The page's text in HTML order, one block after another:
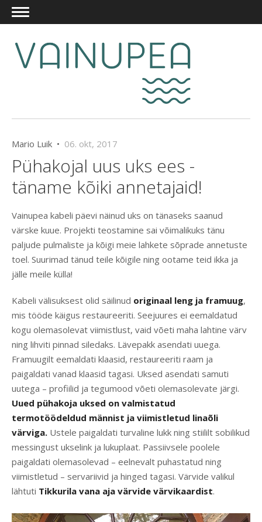
Mario Luik • 06. okt, 2017
Pühakojal uus uks ees -
täname kõiki annetajaid!
Vainupea kabeli päevi näinud uks on tänaseks saanud
värske kuue. Projekti teostamine sai võimalikuks tänu
paljude pulmaliste ja kõigi meie lahkete sõprade annetuste
toel. Suurimad tänud teile kõigile ning ootame teid ikka ja
jälle meile külla!
Kabeli välisuksest olid säilinud originaal leng ja framuug,
mis tööde käigus restaureeriti. Seejuures ei eemaldatud
kogu olemasolevat viimistlust, vaid võeti maha lahtine värv
ning lihviti pinnad siledaks. Lävepakk asendati uuega.
Framuugilt eemaldati klaasid, restaureeriti raam ja
paigaldati vanad klaasid tagasi. Uksed asendati samuti
uutega – profiilid ja tegumood võeti olemasolevate järgi.
Uued pühakoja uksed on valmistatud
termotöödeldud männist ja viimistletud linaõli
värviga. Ustele paigaldati turvaline lukk ning stiililt sobilikud
messingust ukselink ja lukuplaat. Passiivsele poolele
paigaldati olemasolevad – eelnevalt puhastatud ning
viimistletud – servariivid ja hinged tagasi. Värvide valikul
lähtuti Tikkurila vana aja värvide värvikaardist.